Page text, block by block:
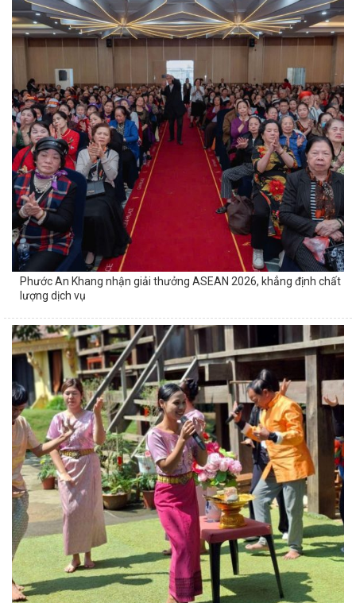
Phước An Khang nhận giải thưởng ASEAN 2026, khẳng định chất
lượng dịch vụ